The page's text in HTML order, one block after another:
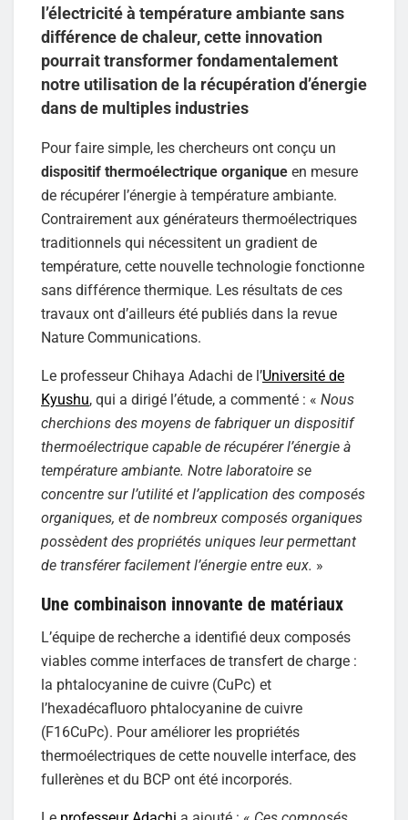
l’électricité à température ambiante sans
différence de chaleur, cette innovation
pourrait transformer fondamentalement
notre utilisation de la récupération d’énergie
dans de multiples industries
Pour faire simple, les chercheurs ont conçu un
dispositif thermoélectrique organique en mesure
de récupérer l’énergie à température ambiante.
Contrairement aux générateurs thermoélectriques
traditionnels qui nécessitent un gradient de
température, cette nouvelle technologie fonctionne
sans différence thermique. Les résultats de ces
travaux ont d’ailleurs été publiés dans la revue
Nature Communications.
Le professeur Chihaya Adachi de l’Université de
Kyushu, qui a dirigé l’étude, a commenté : « Nous
cherchions des moyens de fabriquer un dispositif
thermoélectrique capable de récupérer l’énergie à
température ambiante. Notre laboratoire se
concentre sur l’utilité et l’application des composés
organiques, et de nombreux composés organiques
possèdent des propriétés uniques leur permettant
de transférer facilement l’énergie entre eux. »
Une combinaison innovante de matériaux
L’équipe de recherche a identifié deux composés
viables comme interfaces de transfert de charge :
la phtalocyanine de cuivre (CuPc) et
l’hexadécafluoro phtalocyanine de cuivre
(F16CuPc). Pour améliorer les propriétés
thermoélectriques de cette nouvelle interface, des
fullerènes et du BCP ont été incorporés.